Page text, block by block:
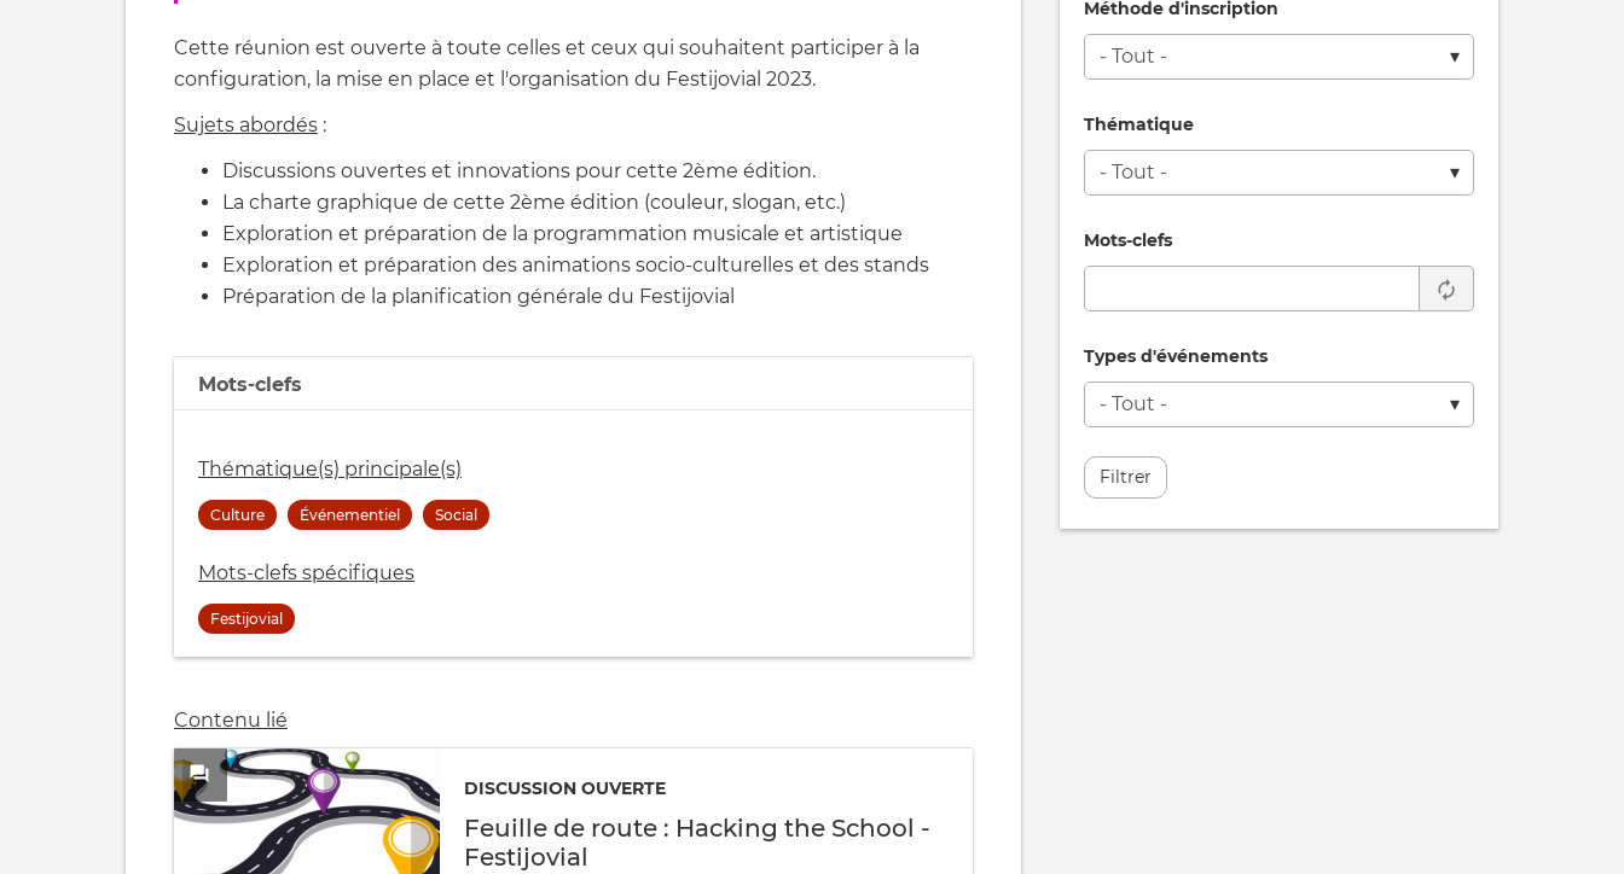
Méthode d'inscription
Thématique
Mots-clefs
Types d'événements
Filtrer
Cette réunion est ouverte à toute celles et ceux qui souhaitent participer à la
configuration, la mise en place et l'organisation du Festijovial 2023.
Sujets abordés :
Discussions ouvertes et innovations pour cette 2ème édition.
La charte graphique de cette 2ème édition (couleur, slogan, etc.)
Exploration et préparation de la programmation musicale et artistique
Exploration et préparation des animations socio-culturelles et des stands
Préparation de la planification générale du Festijovial
Mots-clefs
Thématique(s) principale(s)
Culture Événementiel Social
Mots-clefs spécifiques
Festijovial
Contenu lié
DISCUSSION OUVERTE
Feuille de route : Hacking the School -
Festijovial